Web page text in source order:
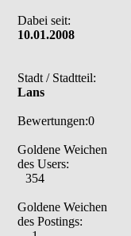
Dabei seit:
10.01.2008
Stadt / Stadtteil:
Lans
Bewertungen:0
Goldene Weichen
des Users:
354
Goldene Weichen
des Postings: